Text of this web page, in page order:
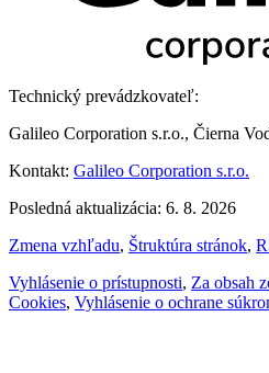
Technický prevádzkovateľ:
Galileo Corporation s.r.o., Čierna
Kontakt: Galileo Corporation s.r.o.
Posledná aktualizácia: 6. 8. 2026
Zmena vzhľadu, Štruktúra stránok,
Vyhlásenie o prístupnosti, Za obsah
Cookies, Vyhlásenie o ochrane